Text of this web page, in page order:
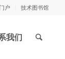
户 技术图书馆
我们